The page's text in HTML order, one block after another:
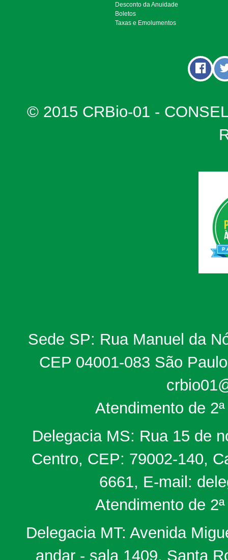
Desconto da Anuidade
Boletos
Taxas e Emolumentos
© 2015 CRBio-01 -
Sede SP: Rua Manuel da
CEP 04001-083 São
Atendimento de
Delegacia MS: Rua 15 de
Centro, CEP: 79002-140,
6661, E-mail:
Atendimento de
Delegacia MT: Avenida
andar - sala 1409, Santa